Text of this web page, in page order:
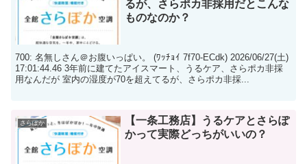
るが、さらポカ非採用だとこんな
ものなのか？
700: 名無しさん＠お腹いっぱい。 (ﾜｯﾁｮｲ 7f70-ECdk) 2026/06/27(土)
17:01:44.46 3年前に建てたアイスマート、うるケア、さらポカ非採
用なんだが 室内の湿度が70を超えてるが、さらポカ非採...
さらぽか
【一条工務店】うるケアとさらぽ
かって実際どっちがいいの？